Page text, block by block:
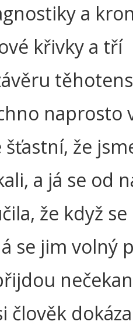
a
křivky a tří
naprosto
šťastní, že
a já se od
že když
se jim volný
člověk